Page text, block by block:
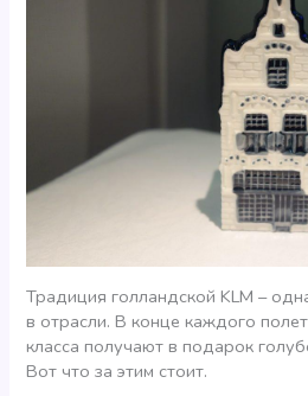
Традиция голландской KLM –
в отрасли. В конце каждого
класса получают в подарок
Вот что за этим стоит.